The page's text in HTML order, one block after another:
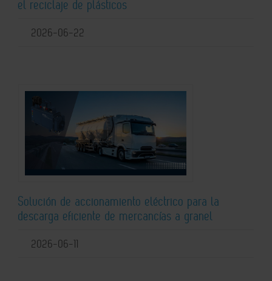
el reciclaje de plásticos
2026-06-22
Solución de accionamiento eléctrico para la
descarga eficiente de mercancías a granel
2026-06-11